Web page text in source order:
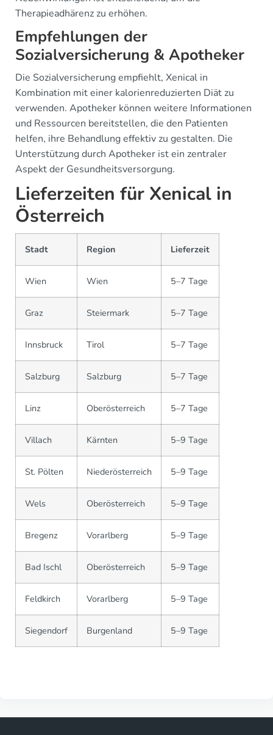
Therapieadhärenz zu erhöhen.
Empfehlungen der
Sozialversicherung & Apotheker
Die Sozialversicherung empfiehlt, Xenical in
Kombination mit einer kalorienreduzierten Diät zu
verwenden. Apotheker können weitere Informationen
und Ressourcen bereitstellen, die den Patienten
helfen, ihre Behandlung effektiv zu gestalten. Die
Unterstützung durch Apotheker ist ein zentraler
Aspekt der Gesundheitsversorgung.
Lieferzeiten für Xenical in
Österreich
Stadt Region Lieferzeit
Wien Wien 5–7 Tage
Graz Steiermark 5–7 Tage
Innsbruck Tirol 5–7 Tage
Salzburg Salzburg 5–7 Tage
Linz Oberösterreich 5–7 Tage
Villach Kärnten 5–9 Tage
St. Pölten Niederösterreich 5–9 Tage
Wels Oberösterreich 5–9 Tage
Bregenz Vorarlberg 5–9 Tage
Bad Ischl Oberösterreich 5–9 Tage
Feldkirch Vorarlberg 5–9 Tage
Siegendorf Burgenland 5–9 Tage